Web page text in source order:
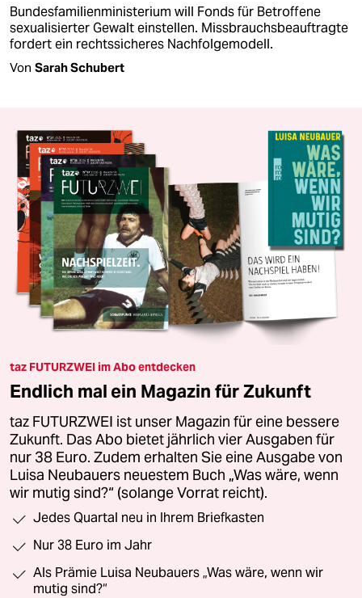
Bundesfamilienministerium will Fonds für Betroffene
sexualisierter Gewalt einstellen. Missbrauchsbeauftragte
fordert ein rechtssicheres Nachfolgemodell.
Von Sarah Schubert
taz FUTURZWEI im Abo entdecken
Endlich mal ein Magazin für Zukunft
taz FUTURZWEI ist unser Magazin für eine bessere
Zukunft. Das Abo bietet jährlich vier Ausgaben für
nur 38 Euro. Zudem erhalten Sie eine Ausgabe von
Luisa Neubauers neuestem Buch „Was wäre, wenn
wir mutig sind?“ (solange Vorrat reicht).
Jedes Quartal neu in Ihrem Briefkasten
Nur 38 Euro im Jahr
Als Prämie Luisa Neubauers „Was wäre, wenn wir
mutig sind?“